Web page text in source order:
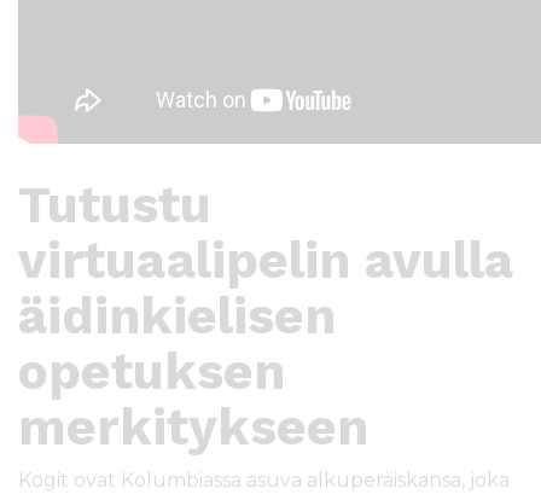
Tutustu
virtuaalipelin avulla
äidinkielisen
opetuksen
merkitykseen
Kogit ovat Kolumbiassa asuva alkuperäiskansa, joka